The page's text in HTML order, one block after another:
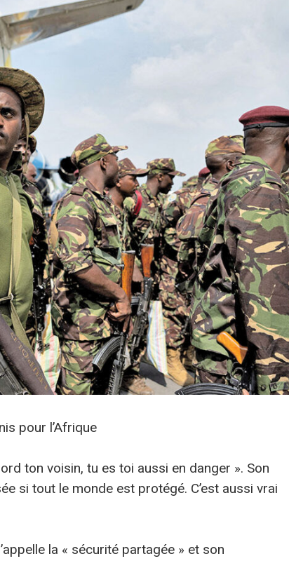
pour l’Afrique
ton voisin, tu es toi aussi en danger ». Son
si tout le monde est protégé. C’est aussi vrai
la « sécurité partagée » et son